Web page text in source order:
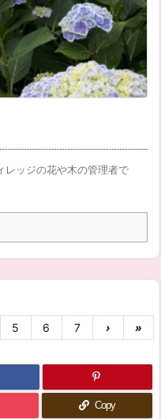
レッジの花や木の管理者で
5 6 7 › »
Copy